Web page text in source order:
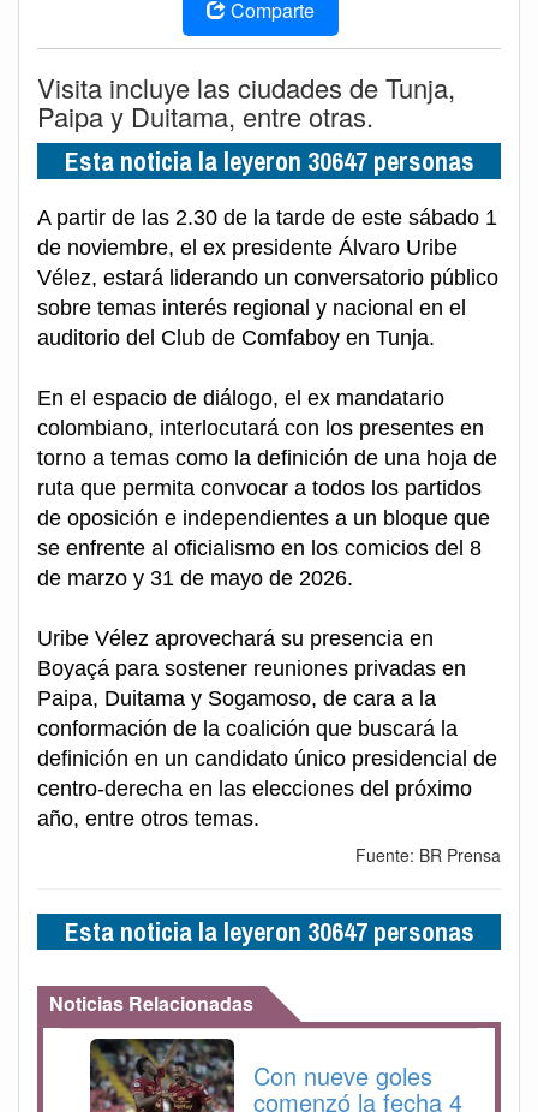
Comparte
Visita incluye las ciudades de Tunja,
Paipa y Duitama, entre otras.
Esta noticia la leyeron 30647 personas
A partir de las 2.30 de la tarde de este sábado 1
de noviembre, el ex presidente Álvaro Uribe
Vélez, estará liderando un conversatorio público
sobre temas interés regional y nacional en el
auditorio del Club de Comfaboy en Tunja.
En el espacio de diálogo, el ex mandatario
colombiano, interlocutará con los presentes en
torno a temas como la definición de una hoja de
ruta que permita convocar a todos los partidos
de oposición e independientes a un bloque que
se enfrente al oficialismo en los comicios del 8
de marzo y 31 de mayo de 2026.
Uribe Vélez aprovechará su presencia en
Boyaçá para sostener reuniones privadas en
Paipa, Duitama y Sogamoso, de cara a la
conformación de la coalición que buscará la
definición en un candidato único presidencial de
centro-derecha en las elecciones del próximo
año, entre otros temas.
Fuente: BR Prensa
Esta noticia la leyeron 30647 personas
Noticias Relacionadas
Con nueve goles
comenzó la fecha 4